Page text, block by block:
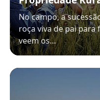
No campo, a
roça viva de pai
veem os…